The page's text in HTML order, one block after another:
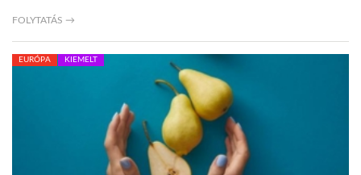
DOBRAVERO.HU
FOLYTATÁS →
EURÓPA KIEMELT